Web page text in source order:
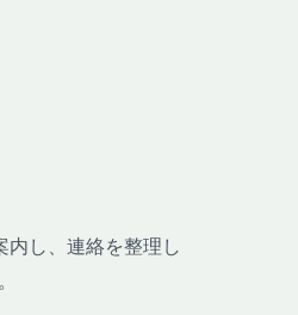
し、連絡を整理し